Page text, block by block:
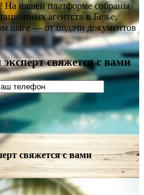
нашей платформе собраны
агентств в Безье,
шаге — от подачи документов
свяжется с вами
свяжется с вами